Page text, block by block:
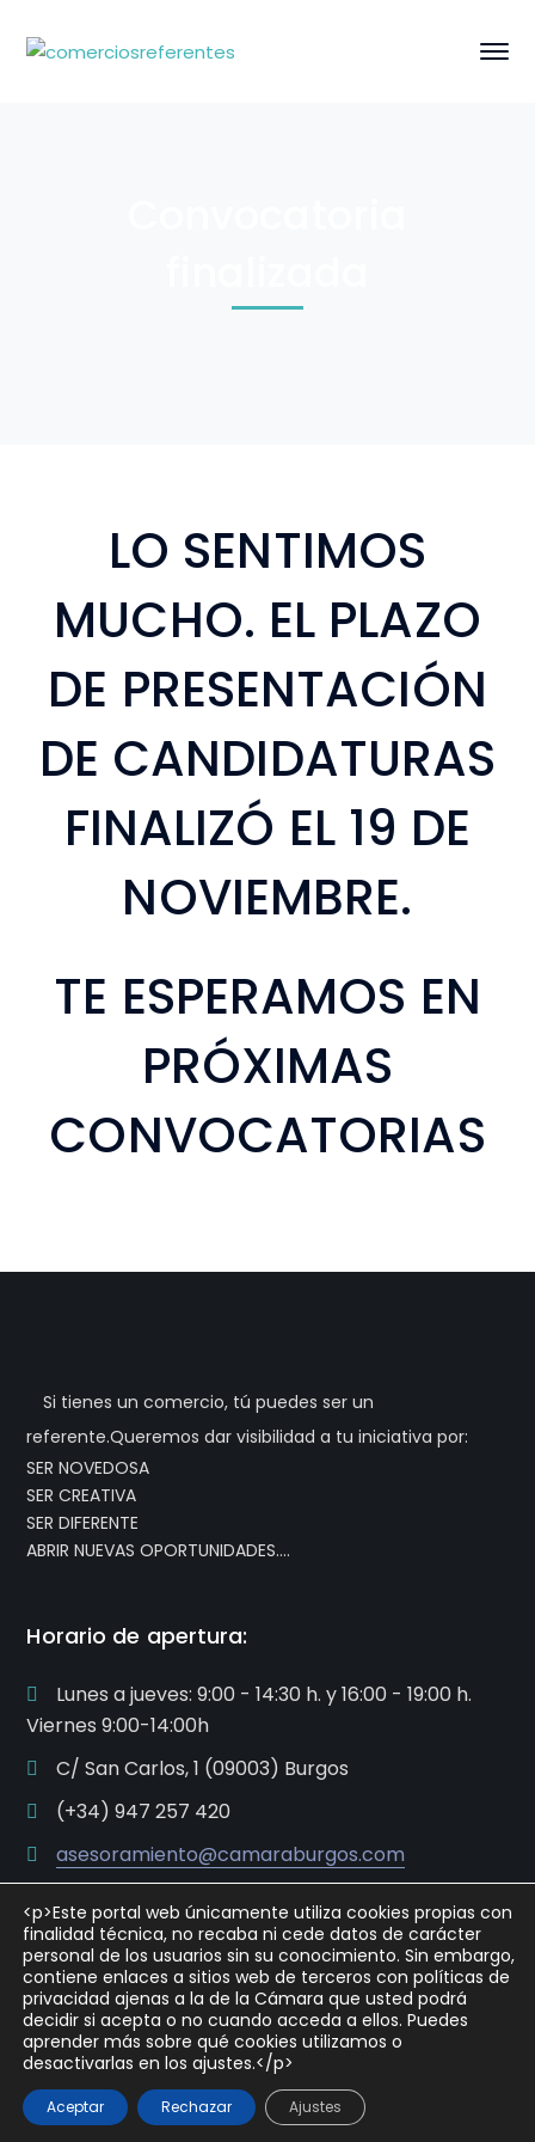
LO SENTIMOS
MUCHO. EL PLAZO
DE PRESENTACIÓN
DE CANDIDATURAS
FINALIZÓ EL 19 DE
NOVIEMBRE.
TE ESPERAMOS EN
PRÓXIMAS
CONVOCATORIAS
Si tienes un comercio, tú puedes ser un
referente.Queremos dar visibilidad a tu iniciativa por:
SER NOVEDOSA
SER CREATIVA
SER DIFERENTE
ABRIR NUEVAS OPORTUNIDADES….
Horario de apertura:
Lunes a jueves: 9:00 - 14:30 h. y 16:00 - 19:00 h.
Viernes 9:00-14:00h
C/ San Carlos, 1 (09003) Burgos
(+34) 947 257 420
asesoramiento@camaraburgos.com
Copyright © 2021 Cámara Oficial de Comercio, Industria
y Servicios de Burgos
Política de privacidad
Aviso Legal
<p>Este portal web únicamente utiliza cookies propias con
finalidad técnica, no recaba ni cede datos de carácter
personal de los usuarios sin su conocimiento. Sin embargo,
contiene enlaces a sitios web de terceros con políticas de
privacidad ajenas a la de la Cámara que usted podrá
decidir si acepta o no cuando acceda a ellos. Puedes
aprender más sobre qué cookies utilizamos o
desactivarlas en los ajustes.</p>
Aceptar Rechazar Ajustes